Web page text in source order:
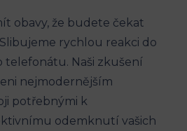
obavy, že budete čekat
rychlou reakci do
telefonátu. Naši zkušení
nejmodernějším
potřebnými k
odemknutí vašich